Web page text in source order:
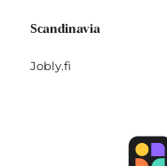
Scandinavia
Jobly.fi